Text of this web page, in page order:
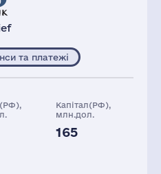
та платежі
Капітал(РФ),
млн.дол.
165